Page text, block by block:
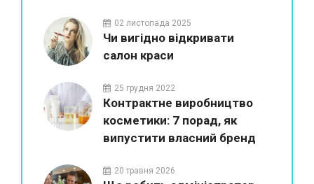
02 листопада 2025
Чи вигідно відкривати
салон краси
25 грудня 2022
Контрактне виробництво
косметики: 7 порад, як
випустити власний бренд
20 травня 2026